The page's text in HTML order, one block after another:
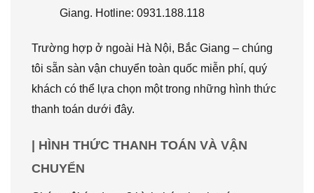
Giang. Hotline: 0931.188.118
Trường hợp ở ngoài Hà Nội, Bắc Giang – chúng
tôi sẵn sàn vận chuyển toàn quốc miễn phí, quý
khách có thể lựa chọn một trong những hình thức
thanh toán dưới đây.
| HÌNH THỨC THANH TOÁN VÀ VẬN
CHUYỂN